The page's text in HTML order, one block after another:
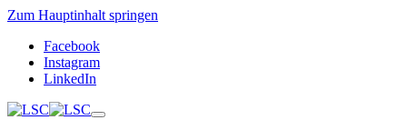
Zum Hauptinhalt springen
Facebook
Instagram
LinkedIn